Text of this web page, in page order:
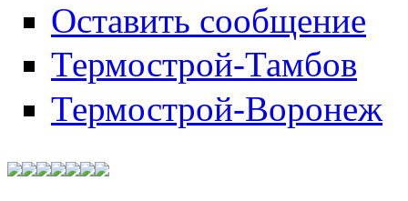
Оставить сообщение
Термострой-Тамбов
Термострой-Воронеж